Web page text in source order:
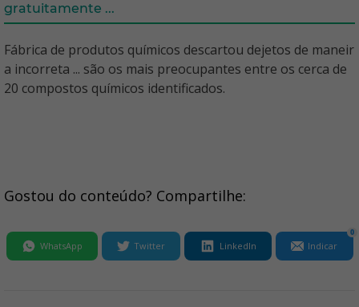
gratuitamente ...
Fábrica de produtos químicos descartou dejetos de maneir
a incorreta ... são os mais preocupantes entre os cerca de
20 compostos químicos identificados.
Gostou do conteúdo? Compartilhe:
WhatsApp Twitter LinkedIn Indicar
0